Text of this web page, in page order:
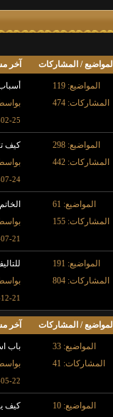
المواضيع / المشاركات آخر
المواضيع: 119
المشاركات: 474
25,
المواضيع: 298
المشاركات: 442
كيف
24,
المواضيع: 61
المشاركات: 155
21,
المواضيع: 191
المشاركات: 804
21,
المواضيع / المشاركات آخر
المواضيع: 33
المشاركات: 41
باب
22,
المواضيع: 10
كيف